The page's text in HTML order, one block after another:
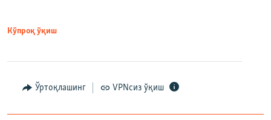
Кўпроқ ўқиш
Ўртоқлашинг VPNсиз ўқиш